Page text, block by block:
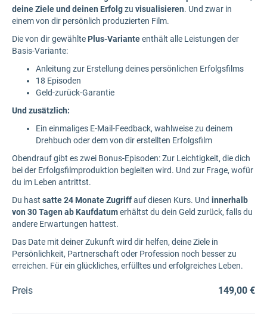
deine Ziele und deinen Erfolgzu visualisieren. Und zwar in
einem von dir persönlich produzierten Film.
Die von dir gewählte Plus-Varianteenthält alle Leistungen der
Basis-Variante:
Anleitung zur Erstellung deines persönlichen Erfolgsfilms
18 Episoden
Geld-zurück-Garantie
Und zusätzlich:
Ein einmaliges E-Mail-Feedback, wahlweise zu deinem
Drehbuch oder dem von dir erstellten Erfolgsfilm
Obendrauf gibt es zwei Bonus-Episoden: Zur Leichtigkeit, die dich
bei der Erfolgsfilmproduktion begleiten wird. Und zur Frage, wofür
du im Leben antrittst.
Du hast satte 24 Monate Zugriffauf diesen Kurs. Und innerhalb
von 30 Tagen ab Kaufdatumerhältst du dein Geld zurück, falls du
andere Erwartungen hattest.
Das Date mit deiner Zukunft wird dir helfen, deine Ziele in
Persönlichkeit, Partnerschaft oder Profession noch besser zu
erreichen. Für ein glückliches, erfülltes und erfolgreiches Leben.
Preis 149,00 €